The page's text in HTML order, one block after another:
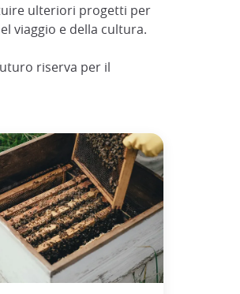
ulteriori progetti per
viaggio e della cultura.
riserva per il